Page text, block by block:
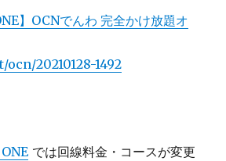
】OCNでんわ 完全かけ放題オ
20210128-1492
では回線料金・コースが変更